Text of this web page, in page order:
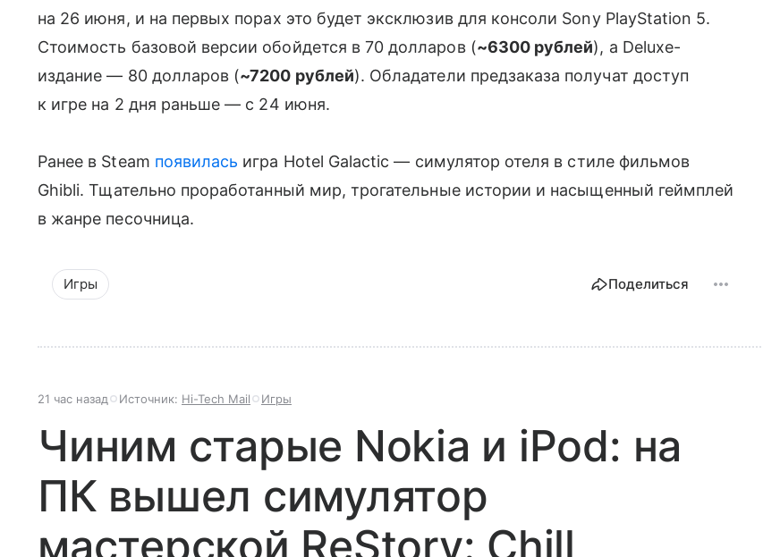
на 26 июня, и на первых порах это будет эксклюзив для консоли Sony PlayStation 5.
Стоимость базовой версии обойдется в 70 долларов (~6300 рублей), а Deluxe-
издание — 80 долларов (~7200 рублей). Обладатели предзаказа получат доступ
к игре на 2 дня раньше — с 24 июня.
Ранее в Steam появилась игра Hotel Galactic — симулятор отеля в стиле фильмов
Ghibli. Тщательно проработанный мир, трогательные истории и насыщенный геймплей
в жанре песочница.
Игры Поделиться
21 час назад Источник: Hi-Tech Mail Игры
Чиним старые Nokia и iPod: на
ПК вышел симулятор
мастерской ReStory: Chill